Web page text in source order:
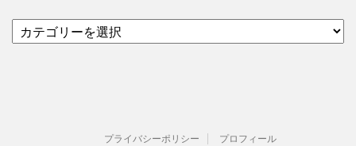
テ
プライバシーポリシー プロフィール